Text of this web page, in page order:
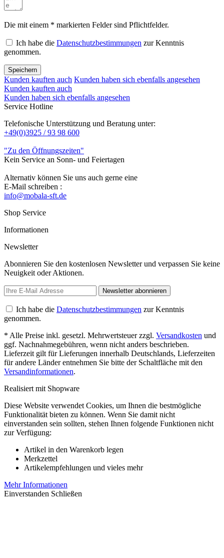
Die mit einem * markierten Felder sind Pflichtfelder.
Ich habe die Datenschutzbestimmungen zur Kenntnis
genommen.
Speichern
Kunden kauften auch Kunden haben sich ebenfalls angesehen
Kunden kauften auch
Kunden haben sich ebenfalls angesehen
Service Hotline
Telefonische Unterstützung und Beratung unter:
+49(0)3925 / 93 98 600
"Zu den Öffnungszeiten"
Kein Service an Sonn- und Feiertagen
Alternativ können Sie uns auch gerne eine
E-Mail schreiben :
info@mobala-sft.de
Shop Service
Informationen
Newsletter
Abonnieren Sie den kostenlosen Newsletter und verpassen Sie keine
Neuigkeit oder Aktionen.
Newsletter abonnieren
Ich habe die Datenschutzbestimmungen zur Kenntnis
genommen.
* Alle Preise inkl. gesetzl. Mehrwertsteuer zzgl. Versandkosten und
ggf. Nachnahmegebühren, wenn nicht anders beschrieben.
Lieferzeit gilt für Lieferungen innerhalb Deutschlands, Lieferzeiten
für andere Länder entnehmen Sie bitte der Schaltfläche mit den
Versandinformationen.
Realisiert mit Shopware
Diese Website verwendet Cookies, um Ihnen die bestmögliche
Funktionalität bieten zu können. Wenn Sie damit nicht
einverstanden sein sollten, stehen Ihnen folgende Funktionen nicht
zur Verfügung:
Artikel in den Warenkorb legen
Merkzettel
Artikelempfehlungen und vieles mehr
Mehr Informationen
Einverstanden Schließen